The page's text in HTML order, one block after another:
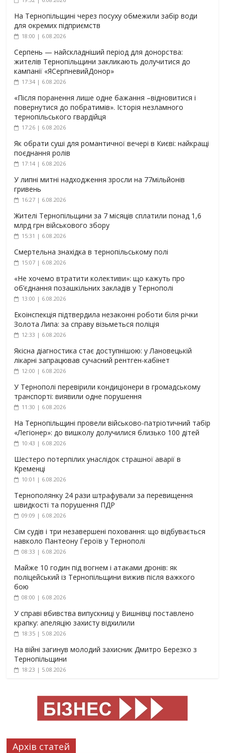
На Тернопільщині через посуху обмежили забір води
для окремих підприємств
18:00 | 6.08.2026
Серпень — найскладніший період для донорства:
жителів Тернопільщини закликають долучитися до
кампанії «ЯСерпневийДонор»
17:34 | 6.08.2026
«Після поранення лише одне бажання –відновитися і
повернутися до побратимів». Історія незламного
тернопільського гвардійця
17:26 | 6.08.2026
Як обрати суші для романтичної вечері в Києві: найкращі
поєднання ролів
17:14 | 6.08.2026
У липні митні надходження зросли на 77мільйонів
гривень
16:27 | 6.08.2026
Жителі Тернопільщини за 7 місяців сплатили понад 1,6
млрд грн військового збору
15:31 | 6.08.2026
Смертельна знахідка в тернопільському полі
15:07 | 6.08.2026
«Не хочемо втратити колективи»: що кажуть про
об’єднання позашкільних закладів у Тернополі
13:00 | 6.08.2026
Екоінспекція підтвердила незаконні роботи біля річки
Золота Липа: за справу візьметься поліція
12:33 | 6.08.2026
Якісна діагностика стає доступнішою: у Лановецькій
лікарні запрацював сучасний рентген-кабінет
12:00 | 6.08.2026
У Тернополі перевірили кондиціонери в громадському
транспорті: виявили одне порушення
11:30 | 6.08.2026
На Тернопільщині провели військово-патріотичний табір
«Легіонер»: до вишколу долучилися близько 100 дітей
10:43 | 6.08.2026
Шестеро потерпілих унаслідок страшної аварії в
Кременці
10:01 | 6.08.2026
Тернополянку 24 рази штрафували за перевищення
швидкості та порушення ПДР
09:09 | 6.08.2026
Сім судів і три незавершені поховання: що відбувається
навколо Пантеону Героїв у Тернополі
08:33 | 6.08.2026
Майже 10 годин під вогнем і атаками дронів: як
поліцейський із Тернопільщини вижив після важкого
бою
08:00 | 6.08.2026
У справі вбивства випускниці у Вишнівці поставлено
крапку: апеляцію захисту відхилили
18:35 | 5.08.2026
На війні загинув молодий захисник Дмитро Березко з
Тернопільщини
18:23 | 5.08.2026
Архів статей